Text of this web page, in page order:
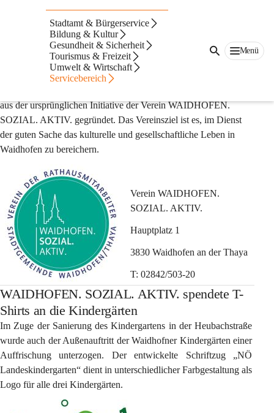
Stadtamt & Bürgerservice
Bildung & Kultur
Gesundheit & Sicherheit
Tourismus & Freizeit
Umwelt & Wirtschaft
Servicebereich
Menü
WAIDHOFEN.SOZIA
L.AKTIV.
Seit vielen Jahren engagieren sich die Waidhofner
Rathausmitarbeiter im Rahmen von WAIDHOFEN. SOZIAL.
aus der ursprünglichen Initiative der Verein WAIDHOFEN.
SOZIAL. AKTIV. gegründet. Das Vereinsziel ist es, im Dienst
der guten Sache das kulturelle und gesellschaftliche Leben in
Waidhofen zu bereichern.
Verein WAIDHOFEN.
SOZIAL. AKTIV.
Hauptplatz 1
3830 Waidhofen an der Thaya
T: 02842/503-20
WAIDHOFEN. SOZIAL. AKTIV. spendete T-
Shirts an die Kindergärten
Im Zuge der Sanierung des Kindergartens in der Heubachstraße
wurde auch der Außenauftritt der Waidhofner Kindergärten einer
Auffrischung unterzogen. Der entwickelte Schriftzug „NÖ
Landeskindergarten“ dient in unterschiedlicher Farbgestaltung als
Logo für alle drei Kindergärten.